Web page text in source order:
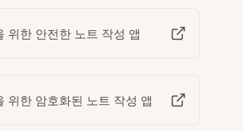
위한 안전한 노트 작성 앱
위한 암호화된 노트 작성 앱